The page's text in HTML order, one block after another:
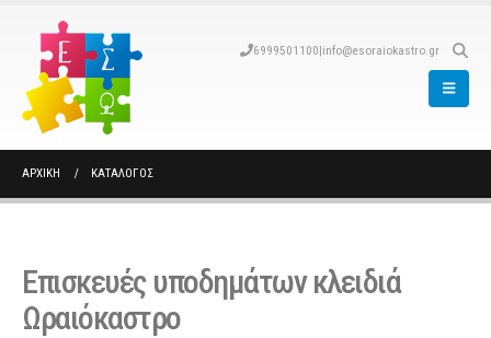
6999501100|info@esoraiokastro.gr
ΑΡΧΙΚΉ ΚΑΤΆΛΟΓΟΣ
Επισκευές υποδημάτων κλειδιά
Ωραιόκαστρο